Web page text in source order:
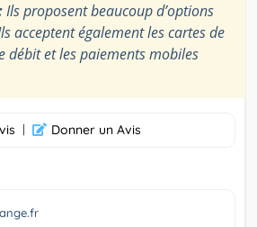
Ils proposent beaucoup d’options
acceptent également les cartes de
débit et les paiements mobiles
| Donner un Avis